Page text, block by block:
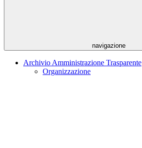
navigazione
Archivio Amministrazione Trasparente
Organizzazione